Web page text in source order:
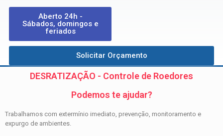
Aberto 24h -
Sábados, domingos e
feriados
Solicitar Orçamento
DESRATIZAÇÃO - Controle de Roedores
Podemos te ajudar?
Trabalhamos com extermínio imediato, prevenção, monitoramento e
expurgo de ambientes.